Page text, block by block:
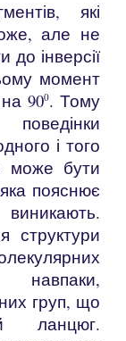
які
але не
інверсії
момент
900. Тому
поведінки
і того
може бути
пояснює
структури
груп, що
ланцюг.